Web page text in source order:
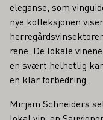
eleganse, som
nye kolleksjonen
rene. De lokale
en svært helhetlig
en klar forbedring.
Mirjam Schneiders